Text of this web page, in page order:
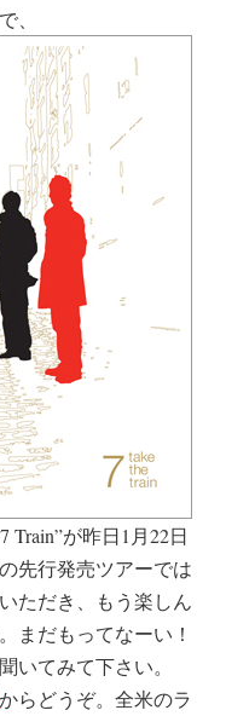
、
Train”が昨日1月22日
先行発売ツアーでは
ただき、もう楽しん
まだもってなーい！
いてみて下さい。
からどうぞ。全米のラ